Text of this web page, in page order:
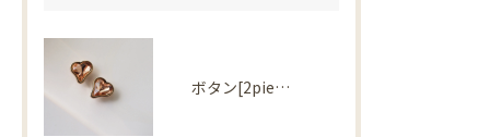
ボタン[2piece] Import parts No2730